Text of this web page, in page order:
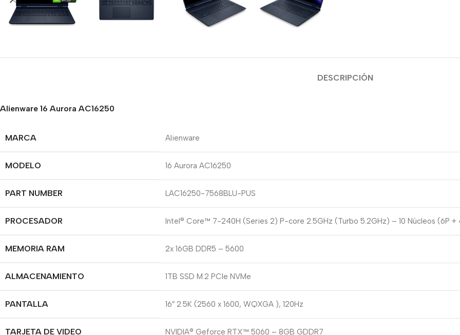
DESCRIPCIÓN
Alienware 16 Aurora AC16250
MARCA Alienware
MODELO 16 Aurora AC16250
PART NUMBER LAC16250-7568BLU-PUS
PROCESADOR Intel® Core™ 7-240H (Series 2) P-core 2.5GHz (Turbo 5.2GHz) – 10 Núcleos (6P +
MEMORIA RAM 2x 16GB DDR5 – 5600
ALMACENAMIENTO 1TB SSD M.2 PCIe NVMe
PANTALLA 16″ 2.5K (2560 x 1600, WQXGA ), 120Hz
TARJETA DE VIDEO NVIDIA® Geforce RTX™ 5060 – 8GB GDDR7